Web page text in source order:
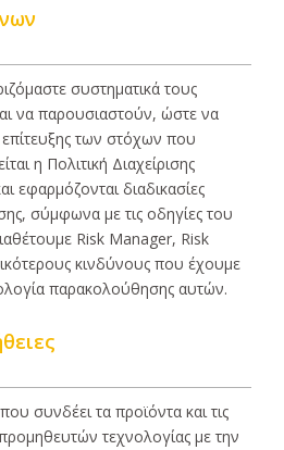
συστηματικά τους
να παρουσιαστούν, ώστε να
επίτευξης των στόχων που
η Πολιτική Διαχείρισης
εφαρμόζονται διαδικασίες
σύμφωνα με τις οδηγίες του
Risk Manager, Risk
κινδύνους που έχουμε
παρακολούθησης αυτών.
συνδέει τα προϊόντα και τις
τεχνολογίας με την